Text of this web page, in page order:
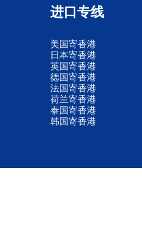
进口专线
美国寄香港
日本寄香港
英国寄香港
德国寄香港
法国寄香港
荷兰寄香港
泰国寄香港
韩国寄香港